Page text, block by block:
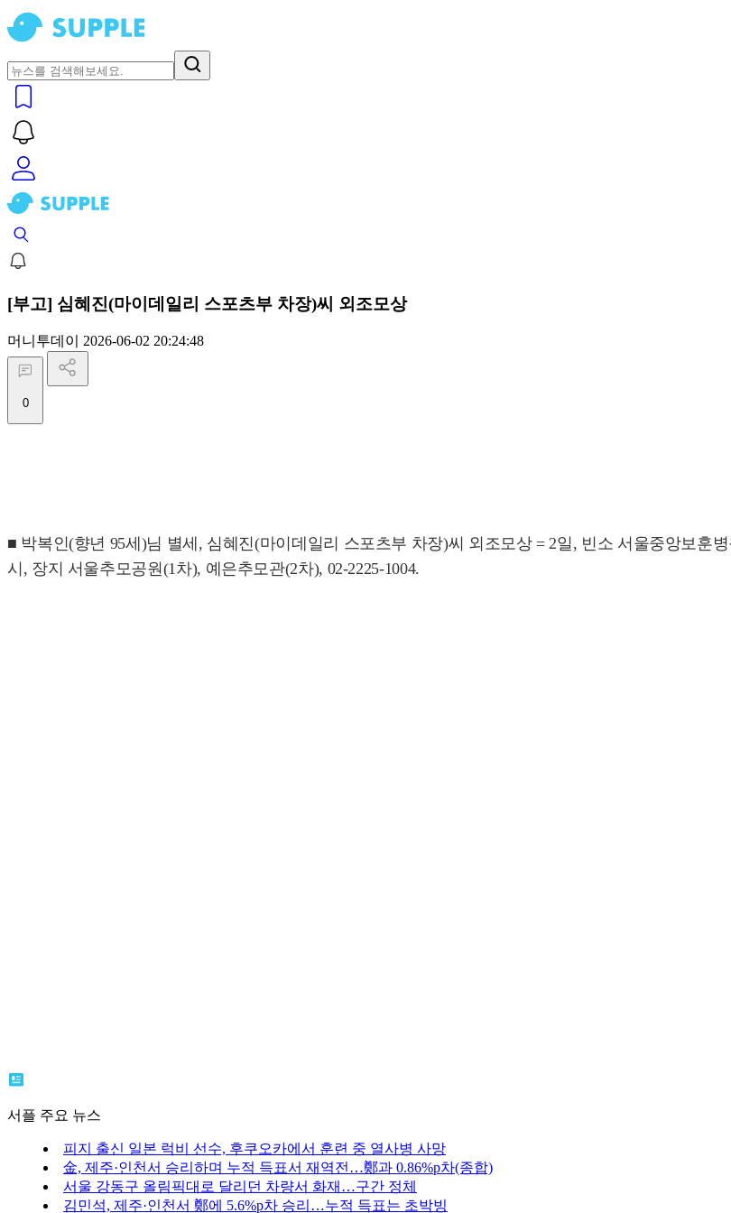
[부고] 심혜진(마이데일리 스포츠부 차장)씨 외조모상
머니투데이 2026-06-02 20:24:48
0
■ 박복인(향년 95세)님 별세, 심혜진(마이데일리 스포츠부 차장)씨 외조모상 = 2일, 빈소 서울중앙보훈
시, 장지 서울추모공원(1차), 예은추모관(2차), 02-2225-1004.
서플 주요 뉴스
피지 출신 일본 럭비 선수, 후쿠오카에서 훈련 중 열사병 사망
金, 제주·인천서 승리하며 누적 득표서 재역전…鄭과 0.86%p차(종합)
서울 강동구 올림픽대로 달리던 차량서 화재…구간 정체
김민석, 제주·인천서 鄭에 5.6%p차 승리…누적 득표는 초박빙